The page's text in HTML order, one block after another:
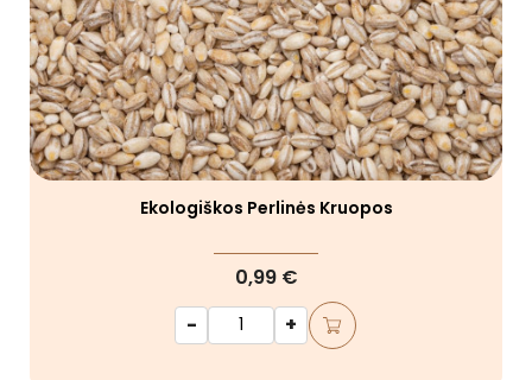
Ekologiškos Perlinės Kruopos
0,99 €
-
+